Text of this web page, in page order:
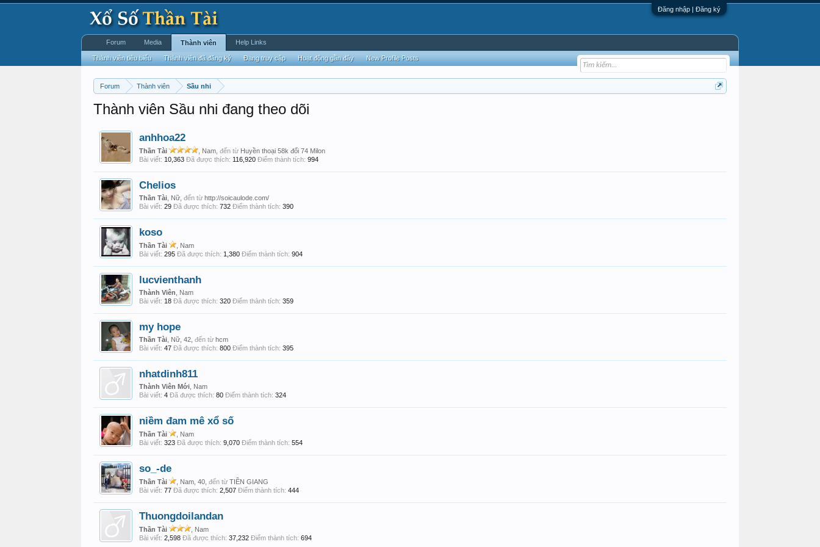
Đăng nhập | Đăng ký
Forum Thành viên Sầu nhi
Thành viên Sầu nhi đang theo dõi
anhhoa22
Thần Tài , Nam, đến từ Huyền thoại 58k đổi 74 Milon
Bài viết: 10,363 Đã được thích: 116,920 Điểm thành tích: 994
Chelios
Thần Tài , Nữ, đến từ http://soicaulode.com/
Bài viết: 29 Đã được thích: 732 Điểm thành tích: 390
koso
Thần Tài
, Nam
Bài viết: 295 Đã được thích: 1,380 Điểm thành tích: 904
lucvienthanh
Thành Viên , Nam
Bài viết: 18 Đã được thích: 320 Điểm thành tích: 359
my hope
Thần Tài , Nữ, 42, đến từ hcm
Bài viết: 47 Đã được thích: 800 Điểm thành tích: 395
nhatdinh811
Thành Viên Mới , Nam
Bài viết: 4 Đã được thích: 80 Điểm thành tích: 324
niềm đam mê xổ số
Thần Tài
, Nam
Bài viết: 323 Đã được thích: 9,070 Điểm thành tích: 554
so_-de
Thần Tài , Nam, 40, đến từ TIỀN GIANG
Bài viết: 77 Đã được thích: 2,507 Điểm thành tích: 444
Thuongdoilandan
Thần Tài
, Nam
Bài viết: 2,598 Đã được thích: 37,232 Điểm thành tích: 694
Forum Media Thành viên
Thành viên tiêu biểu Thành viên đã đăng ký Đang truy cập Hoạt động gần đây New Profile Posts
Help Links